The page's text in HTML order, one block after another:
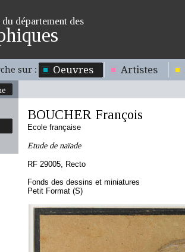
département des
sur : Oeuvres Artistes
BOUCHER François
Ecole française
Etude de naïade
RF 29005, Recto
Fonds des dessins et miniatures
Petit Format (S)